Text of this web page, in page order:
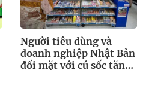
Người tiêu dùng và
doanh nghiệp Nhật Bản
đối mặt với cú sốc tăng